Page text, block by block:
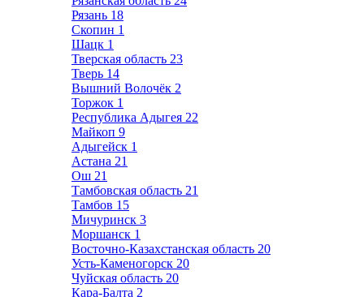
Рязань 18
Скопин 1
Шацк 1
Тверская область 23
Тверь 14
Вышний Волочёк 2
Торжок 1
Республика Адыгея 22
Майкоп 9
Адыгейск 1
Астана 21
Ош 21
Тамбовская область 21
Тамбов 15
Мичуринск 3
Моршанск 1
Восточно-Казахстанская область 20
Усть-Каменогорск 20
Чуйская область 20
Кара-Балта 2